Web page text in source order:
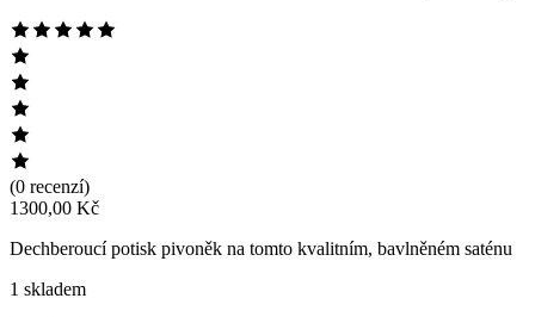
(0 recenzí)
1300,00 Kč
Dechberoucí potisk pivoněk na tomto kvalitním, bavlněném saténu
1 skladem